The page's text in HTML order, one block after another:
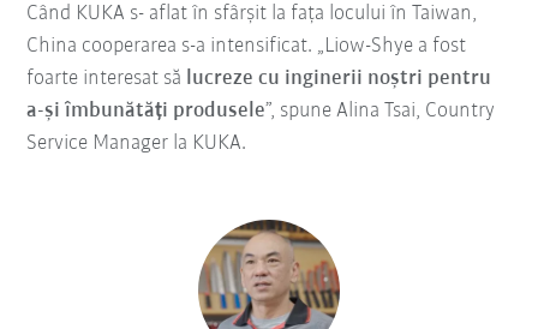
Când KUKA s- aflat în sfârșit la fața locului în Taiwan,
China cooperarea s-a intensificat. „Liow-Shye a fost
foarte interesat să lucreze cu inginerii noștri pentru
a-și îmbunătăți produsele”, spune Alina Tsai, Country
Service Manager la KUKA.